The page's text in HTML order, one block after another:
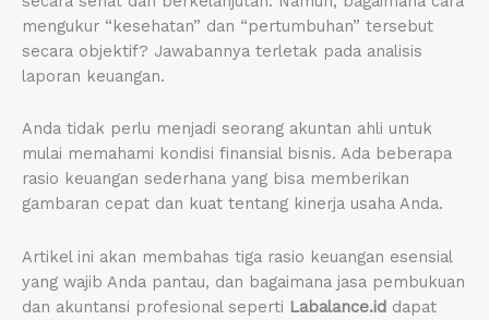
mengukur “kesehatan” dan “pertumbuhan” tersebut
secara objektif? Jawabannya terletak pada analisis
laporan keuangan.
Anda tidak perlu menjadi seorang akuntan ahli untuk
mulai memahami kondisi finansial bisnis. Ada beberapa
rasio keuangan sederhana yang bisa memberikan
gambaran cepat dan kuat tentang kinerja usaha Anda.
Artikel ini akan membahas tiga rasio keuangan esensial
yang wajib Anda pantau, dan bagaimana jasa pembukuan
dan akuntansi profesional seperti Labalance.id dapat